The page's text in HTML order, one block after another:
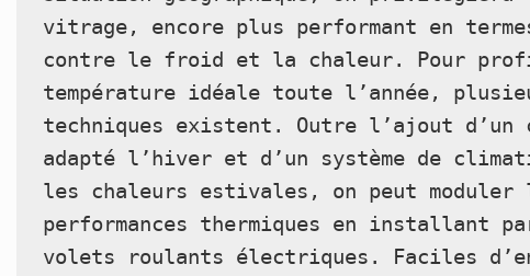
vitrage, encore plus performant en
contre le froid et la chaleur. Pour
température idéale toute l’année,
techniques existent. Outre l’ajout d’un
adapté l’hiver et d’un système de
les chaleurs estivales, on peut moduler
performances thermiques en installant
volets roulants électriques. Faciles